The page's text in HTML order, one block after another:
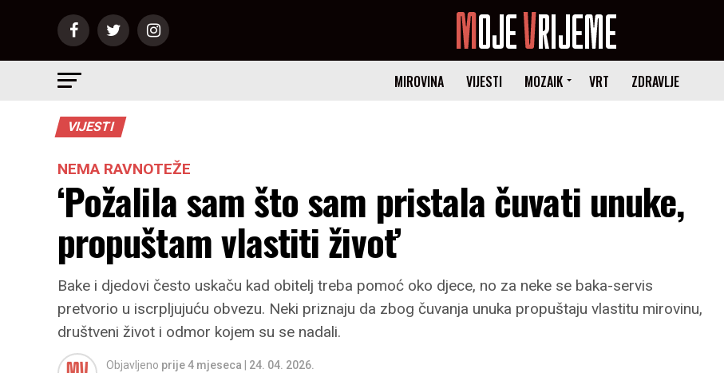
MIROVINA VIJESTI MOZAIK VRT ZDRAVLJE
VIJESTI
NEMA RAVNOTEŽE
‘Požalila sam što sam pristala čuvati unuke,
propuštam vlastiti život’
Bake i djedovi često uskaču kad obitelj treba pomoć oko djece, no za neke se baka-servis
pretvorio u iscrpljujuću obvezu. Neki priznaju da zbog čuvanja unuka propuštaju vlastitu mirovinu,
društveni život i odmor kojem su se nadali.
Objavljeno prije 4 mjeseca
24. 04. 2026.